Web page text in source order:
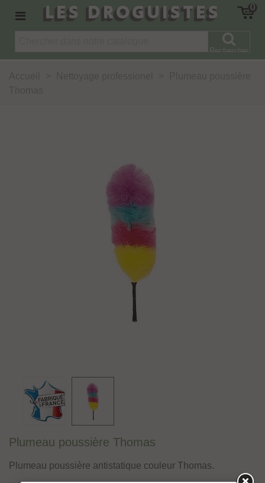
LES DROGUISTES 0
Rechercher
Plumeau poussière Thomas
Plumeau poussière antistatique couleur Thomas.